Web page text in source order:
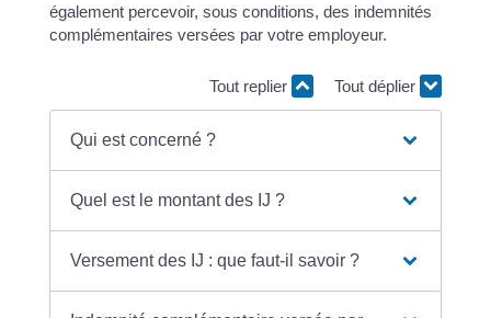
également percevoir, sous conditions, des indemnités
complémentaires versées par votre employeur.
Tout replier Tout déplier
Qui est concerné ?
Quel est le montant des IJ ?
Versement des IJ : que faut-il savoir ?